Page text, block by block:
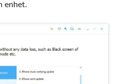
enhet.